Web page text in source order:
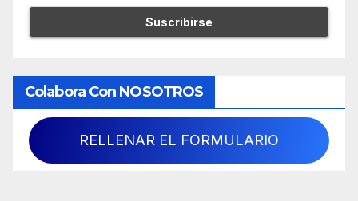
Colabora Con NOSOTROS
RELLENAR EL FORMULARIO